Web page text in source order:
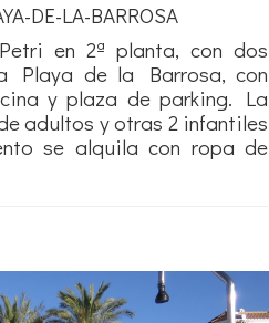
DE-LA-BARROSA
en 2ª planta, con dos
Playa de la Barrosa, con
y plaza de parking. La
adultos y otras 2 infantiles
se alquila con ropa de